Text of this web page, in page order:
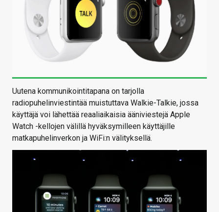
Uutena kommunikointitapana on tarjolla
radiopuhelinviestintää muistuttava Walkie-Talkie, jossa
käyttäjä voi lähettää reaaliaikaisia ääniviestejä Apple
Watch -kellojen välillä hyväksymilleen käyttäjille
matkapuhelinverkon ja WiFi:n välityksellä.